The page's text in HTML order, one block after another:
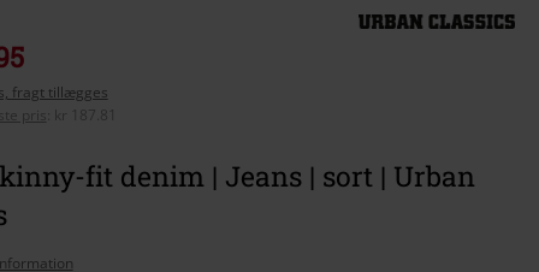
fragt tillægges
pris
kr 187.81
fit denim | Jeans | sort | Urban